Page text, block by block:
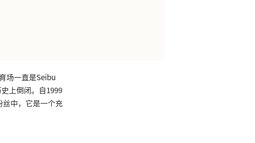
场一直是Seibu
上倒闭。自1999
丝中，它是一个充